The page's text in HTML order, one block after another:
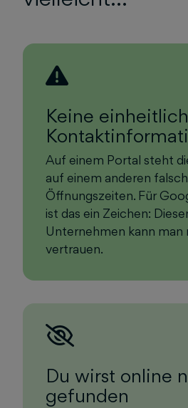
Keine
Auf einem Portal steht
auf einem anderen
Öffnungszeiten. Für
ist das ein Zeichen:
Unternehmen kann man
vertrauen.
Du wirst online
gefunden